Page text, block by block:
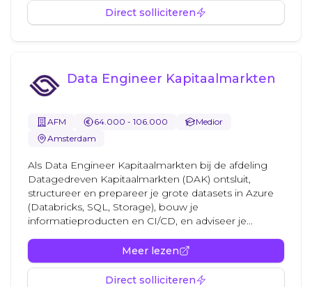
Direct solliciteren
Data Engineer Kapitaalmarkten
AFM 64.000 - 106.000
Medior
Amsterdam
Als Data Engineer Kapitaalmarkten bij de afdeling
Datagedreven Kapitaalmarkten (DAK) ontsluit,
structureer en prepareer je grote datasets in Azure
(Databricks, SQL, Storage), bouw je
informatieproducten en CI/CD, en adviseer je...
Meer lezen
Direct solliciteren